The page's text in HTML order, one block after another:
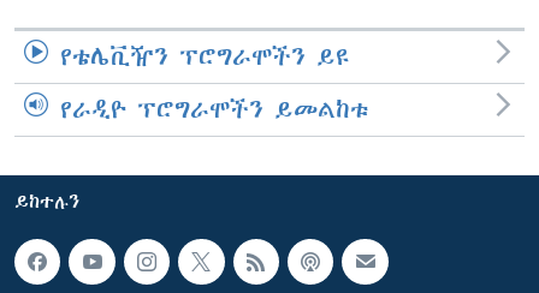
የቴሌቪዥን ፕሮግራሞችን ይዩ
የራዲዮ ፕሮግራሞችን ይመልከቱ
ይከተሉን